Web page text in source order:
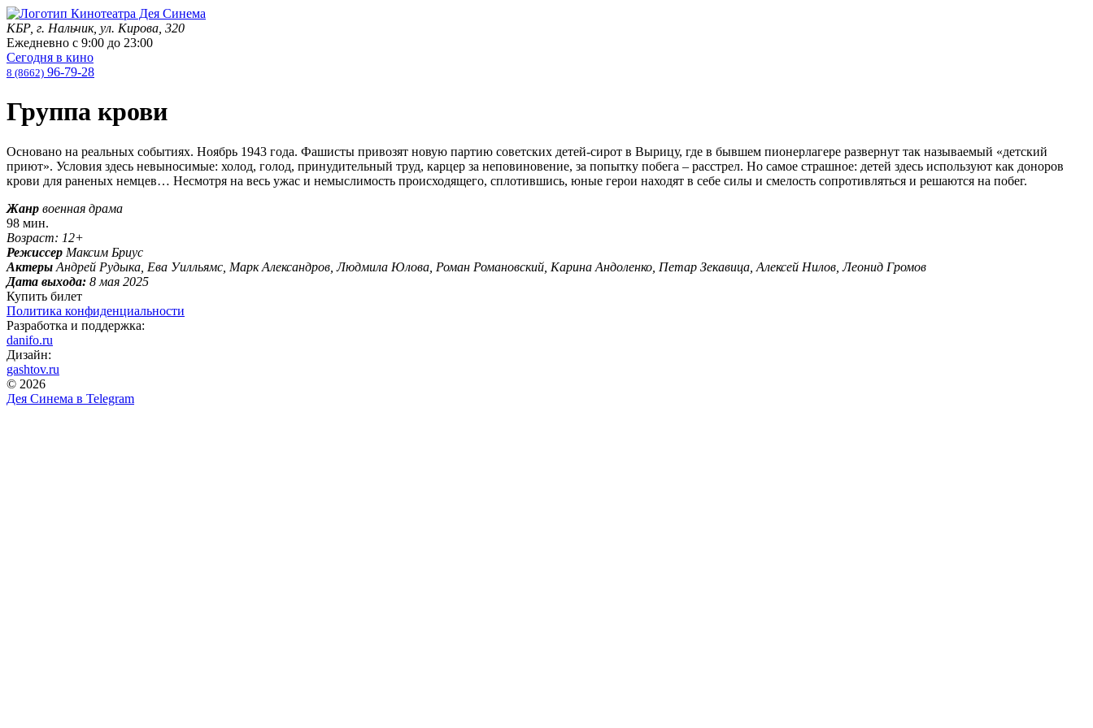
КБР, г. Нальчик, ул. Кирова, 320
Ежедневно с 9:00 до 23:00
Сегодня в кино
8 (8662) 96-79-28
Группа крови
Основано на реальных событиях. Ноябрь 1943 года. Фашисты привозят новую партию советских детей-сирот в Вырицу, где в бывшем пионерлагере развернут так называемый «детский
приют». Условия здесь невыносимые: холод, голод, принудительный труд, карцер за неповиновение, за попытку побега – расстрел. Но самое страшное: детей здесь используют как доноров
крови для раненых немцев… Несмотря на весь ужас и немыслимость происходящего, сплотившись, юные герои находят в себе силы и смелость сопротивляться и решаются на побег.
Жанр военная драма
98 мин.
Возраст: 12+
Режиссер Максим Бриус
Актеры Андрей Рудыка, Ева Уилльямс, Марк Александров, Людмила Юлова, Роман Романовский, Карина Андоленко, Петар Зекавица, Алексей Нилов, Леонид Громов
Дата выхода: 8 мая 2025
Купить билет
Политика конфиденциальности
Разработка и поддержка:
danifo.ru
Дизайн:
gashtov.ru
© 2026
Дея Синема в Telegram